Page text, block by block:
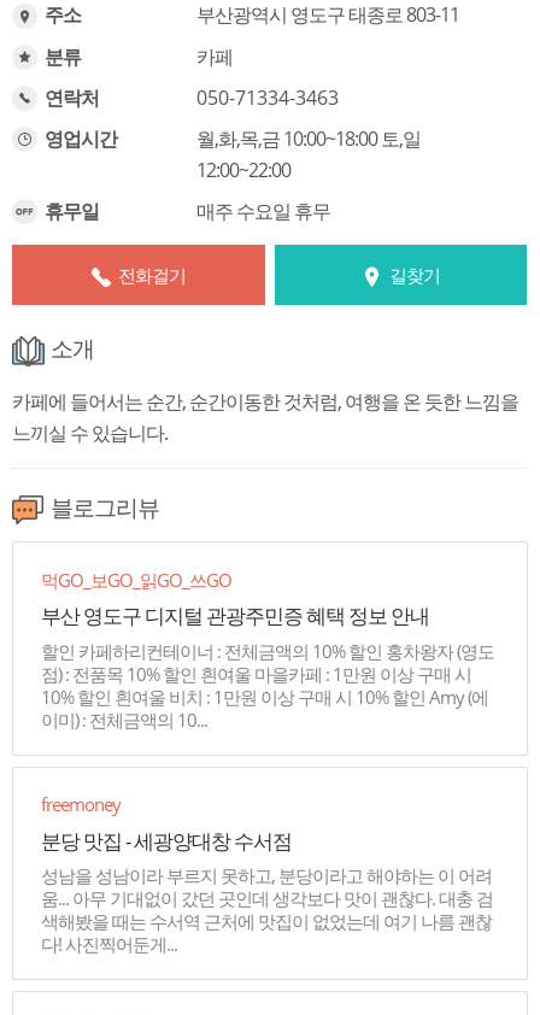
주소
부산광역시 영도구 태종로 803-11
분류
카페
연락처
050-71334-3463
영업시간
월,화,목,금 10:00~18:00 토,일
12:00~22:00
휴무일
매주 수요일 휴무
전화걸기 길찾기
소개
카페에 들어서는 순간, 순간이동한 것처럼, 여행을 온 듯한 느낌을
느끼실 수 있습니다.
블로그리뷰
먹GO_보GO_읽GO_쓰GO
부산 영도구 디지털 관광주민증 혜택 정보 안내
할인 카페하리컨테이너 : 전체금액의 10% 할인 홍차왕자 (영도
점) : 전품목 10% 할인 흰여울 마을카페 : 1만원 이상 구매 시
10% 할인 흰여울 비치 : 1만원 이상 구매 시 10% 할인 Amy (에
이미) : 전체금액의 10...
freemoney
분당 맛집 - 세광양대창 수서점
성남을 성남이라 부르지 못하고, 분당이라고 해야하는 이 어려
움... 아무 기대없이 갔던 곳인데 생각보다 맛이 괜찮다. 대충 검
색해봤을 때는 수서역 근처에 맛집이 없었는데 여기 나름 괜찮
다! 사진찍어둔게...